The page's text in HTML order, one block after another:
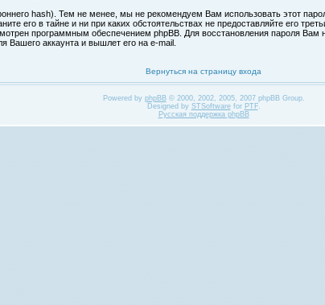
hash). Тем не менее, мы не рекомендуем Вам использовать этот
его в тайне и ни при каких обстоятельствах не предоставляйте его
программным обеспечением phpBB. Для восстановления пароля
Вашего аккаунта и вышлет его на e-mail.
Вернуться на страницу входа
Powered by phpBB© 2000, 2002, 2005, 2007 phpBB Group.
Designed by STSoftwarefor PTF.
Русская поддержка phpBB